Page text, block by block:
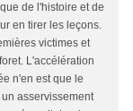
de l'histoire et de
en tirer les leçons.
victimes et
L'accélération
n'en est que le
asservissement